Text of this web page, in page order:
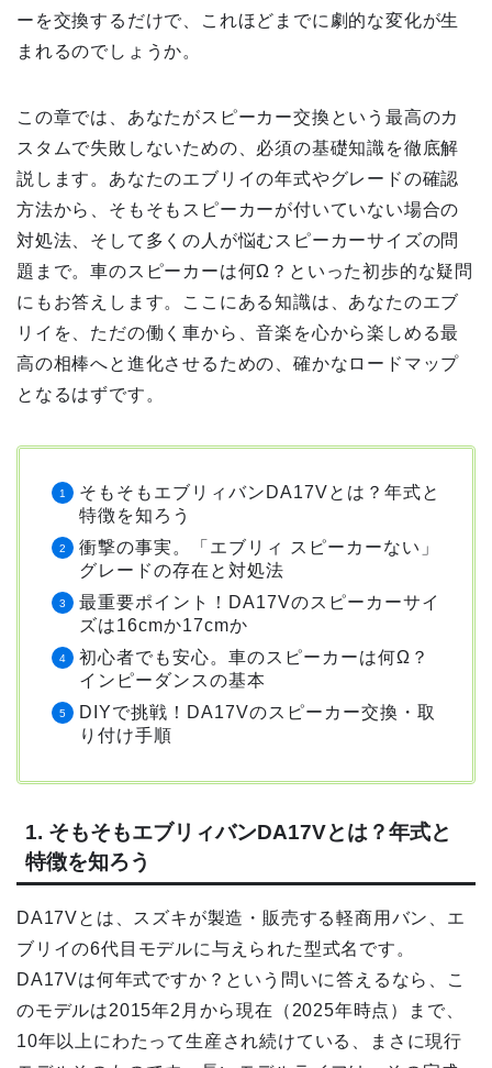
ーを交換するだけで、これほどまでに劇的な変化が生
まれるのでしょうか。
この章では、あなたがスピーカー交換という最高のカ
スタムで失敗しないための、必須の基礎知識を徹底解
説します。あなたのエブリイの年式やグレードの確認
方法から、そもそもスピーカーが付いていない場合の
対処法、そして多くの人が悩むスピーカーサイズの問
題まで。車のスピーカーは何Ω？といった初歩的な疑問
にもお答えします。ここにある知識は、あなたのエブ
リイを、ただの働く車から、音楽を心から楽しめる最
高の相棒へと進化させるための、確かなロードマップ
となるはずです。
そもそもエブリィバンDA17Vとは？年式と
特徴を知ろう
衝撃の事実。「エブリィ スピーカーない」
グレードの存在と対処法
最重要ポイント！DA17Vのスピーカーサイ
ズは16cmか17cmか
初心者でも安心。車のスピーカーは何Ω？
インピーダンスの基本
DIYで挑戦！DA17Vのスピーカー交換・取
り付け手順
1. そもそもエブリィバンDA17Vとは？年式と
特徴を知ろう
DA17Vとは、スズキが製造・販売する軽商用バン、エ
ブリイの6代目モデルに与えられた型式名です。
DA17Vは何年式ですか？という問いに答えるなら、こ
のモデルは2015年2月から現在（2025年時点）まで、
10年以上にわたって生産され続けている、まさに現行